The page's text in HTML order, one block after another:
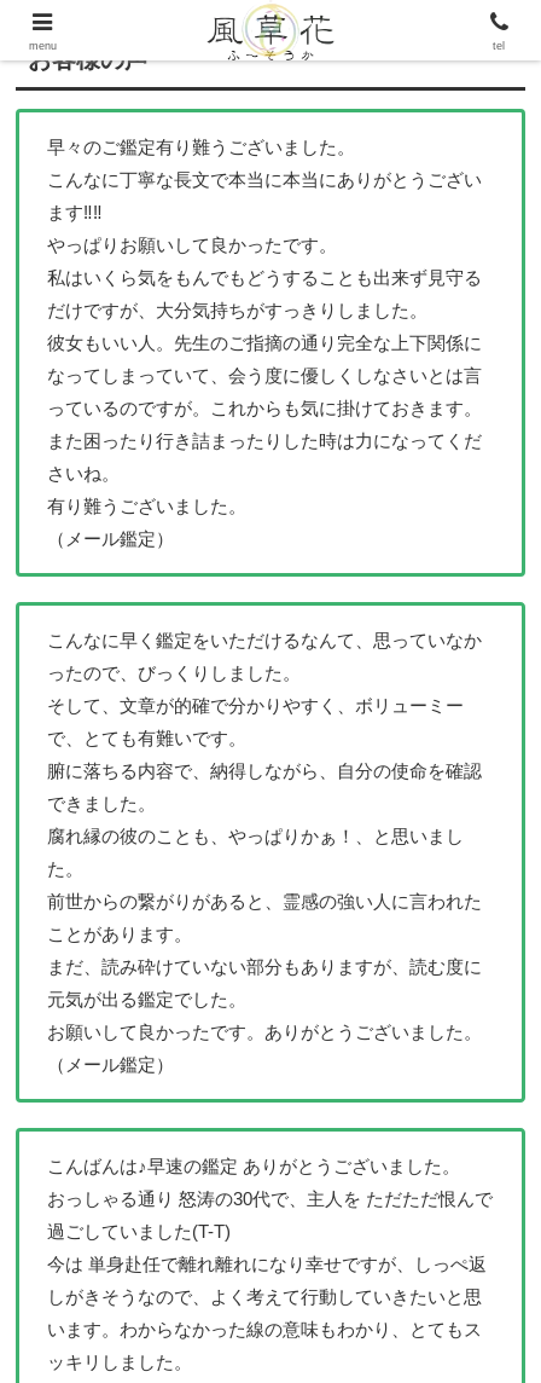
お客様の声
早々のご鑑定有り難うございました。
こんなに丁寧な長文で本当に本当にありがとうござい
ます‼️‼️
やっぱりお願いして良かったです。
私はいくら気をもんでもどうすることも出来ず見守る
だけですが、大分気持ちがすっきりしました。
彼女もいい人。先生のご指摘の通り完全な上下関係に
なってしまっていて、会う度に優しくしなさいとは言
っているのですが。これからも気に掛けておきます。
また困ったり行き詰まったりした時は力になってくだ
さいね。
有り難うございました。
（メール鑑定）
こんなに早く鑑定をいただけるなんて、思っていなか
ったので、びっくりしました。
そして、文章が的確で分かりやすく、ボリューミー
で、とても有難いです。
腑に落ちる内容で、納得しながら、自分の使命を確認
できました。
腐れ縁の彼のことも、やっぱりかぁ！、と思いまし
た。
前世からの繋がりがあると、霊感の強い人に言われた
ことがあります。
まだ、読み砕けていない部分もありますが、読む度に
元気が出る鑑定でした。
お願いして良かったです。ありがとうございました。
（メール鑑定）
こんばんは♪早速の鑑定 ありがとうございました。
おっしゃる通り 怒涛の30代で、主人を ただただ恨んで
過ごしていました(T-T)
今は 単身赴任で離れ離れになり幸せですが、しっぺ返
しがきそうなので、よく考えて行動していきたいと思
います。わからなかった線の意味もわかり、とてもス
ッキリしました。
menu tel